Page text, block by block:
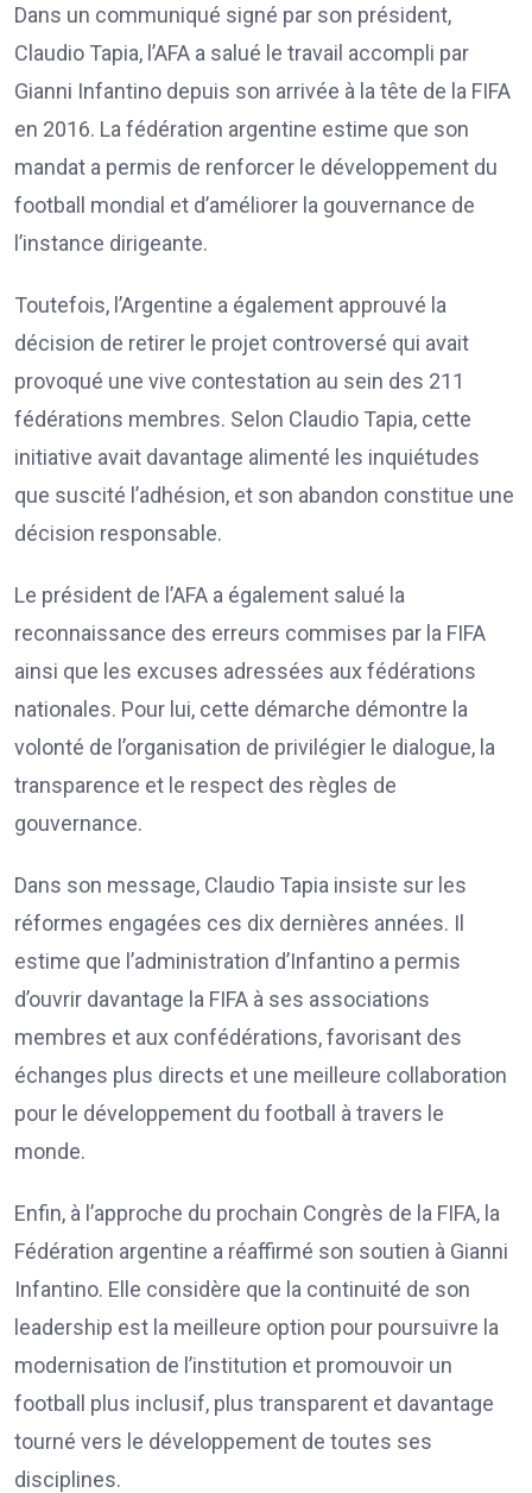
Dans un communiqué signé par son président,
Claudio Tapia, l’AFA a salué le travail accompli par
Gianni Infantino depuis son arrivée à la tête de la FIFA
en 2016. La fédération argentine estime que son
mandat a permis de renforcer le développement du
football mondial et d’améliorer la gouvernance de
l’instance dirigeante.
Toutefois, l’Argentine a également approuvé la
décision de retirer le projet controversé qui avait
provoqué une vive contestation au sein des 211
fédérations membres. Selon Claudio Tapia, cette
initiative avait davantage alimenté les inquiétudes
que suscité l’adhésion, et son abandon constitue une
décision responsable.
Le président de l’AFA a également salué la
reconnaissance des erreurs commises par la FIFA
ainsi que les excuses adressées aux fédérations
nationales. Pour lui, cette démarche démontre la
volonté de l’organisation de privilégier le dialogue, la
transparence et le respect des règles de
gouvernance.
Dans son message, Claudio Tapia insiste sur les
réformes engagées ces dix dernières années. Il
estime que l’administration d’Infantino a permis
d’ouvrir davantage la FIFA à ses associations
membres et aux confédérations, favorisant des
échanges plus directs et une meilleure collaboration
pour le développement du football à travers le
monde.
Enfin, à l’approche du prochain Congrès de la FIFA, la
Fédération argentine a réaffirmé son soutien à Gianni
Infantino. Elle considère que la continuité de son
leadership est la meilleure option pour poursuivre la
modernisation de l’institution et promouvoir un
football plus inclusif, plus transparent et davantage
tourné vers le développement de toutes ses
disciplines.